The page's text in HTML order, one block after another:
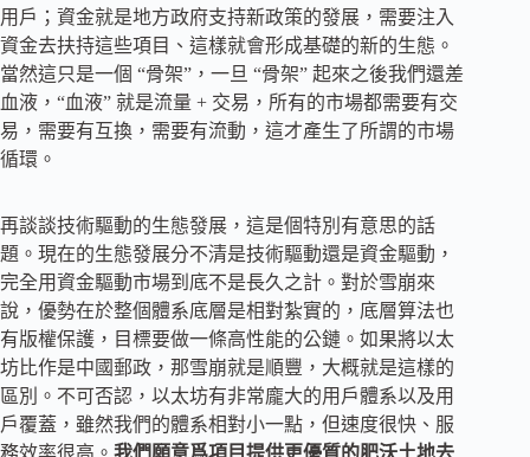
用戶；資金就是地方政府支持新政策的發展，需要注入
資金去扶持這些項目、這樣就會形成基礎的新的生態。
當然這只是一個 “骨架”，一旦 “骨架” 起來之後我們還差
血液，“血液” 就是流量 + 交易，所有的市場都需要有交
易，需要有互換，需要有流動，這才產生了所謂的市場
循環。
再談談技術驅動的生態發展，這是個特別有意思的話
題。現在的生態發展分不清是技術驅動還是資金驅動，
完全用資金驅動市場到底不是長久之計。對於雪崩來
說，優勢在於整個體系底層是相對紮實的，底層算法也
有版權保護，目標要做一條高性能的公鏈。如果將以太
坊比作是中國郵政，那雪崩就是順豐，大概就是這樣的
區別。不可否認，以太坊有非常龐大的用戶體系以及用
戶覆蓋，雖然我們的體系相對小一點，但速度很快、服
務效率很高。 我們願意爲項目提供更優質的肥沃土地去